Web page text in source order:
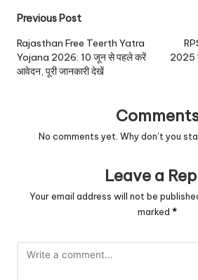
Post
navigation
Previous Post
Rajasthan Free Teerth Yatra
Yojana 2026: 10 जून से पहले करें
आवेदन, पूरी जानकारी देखें
2025
No comments yet. Why don’t you
Leave a
Your email address will not be
marked *